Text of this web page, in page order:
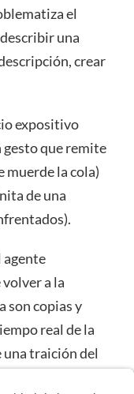
el
una
crear
expositivo
gesto que remite
muerde la cola)
de una
agente
a la
son copias y
real de la
una traición del